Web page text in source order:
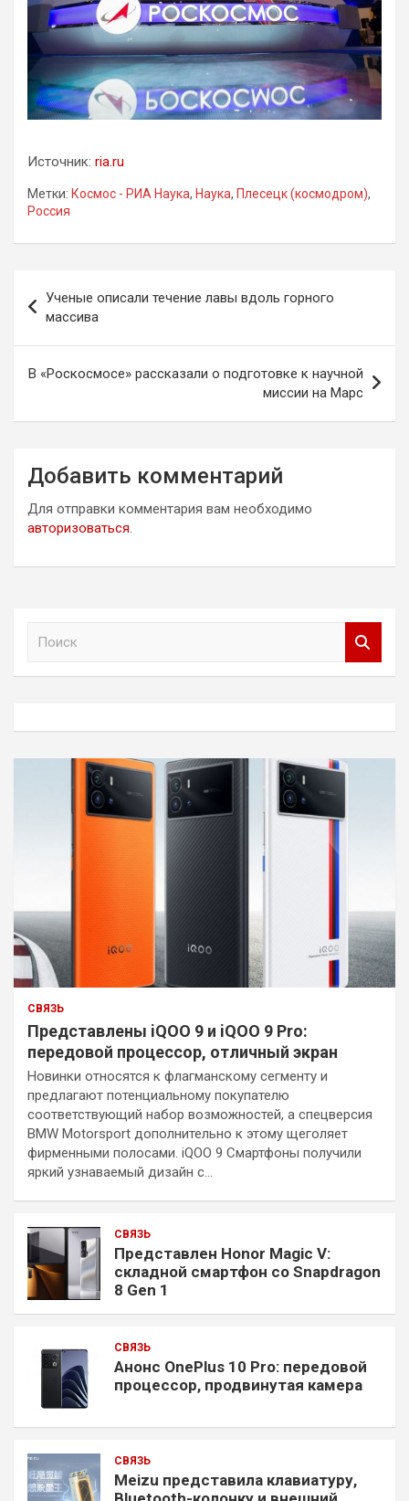
Источник: ria.ru
Метки: Космос - РИА Наука, Наука, Плесецк (космодром),
Россия
по
записям
Ученые описали течение лавы вдоль горного
массива
В «Роскосмосе» рассказали о подготовке к научной
миссии на Марс
Добавить комментарий
Для отправки комментария вам необходимо
авторизоваться.
СВЯЗЬ
Представлены iQOO 9 и iQOO 9 Pro:
передовой процессор, отличный экран
Новинки относятся к флагманскому сегменту и
предлагают потенциальному покупателю
соответствующий набор возможностей, а спецверсия
BMW Motorsport дополнительно к этому щеголяет
фирменными полосами. iQOO 9 Смартфоны получили
яркий узнаваемый дизайн с…
СВЯЗЬ
Представлен Honor Magic V:
складной смартфон со Snapdragon
8 Gen 1
СВЯЗЬ
Анонс OnePlus 10 Pro: передовой
процессор, продвинутая камера
СВЯЗЬ
Meizu представила клавиатуру,